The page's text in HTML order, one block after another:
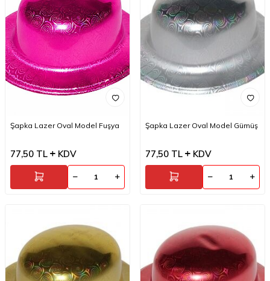
Şapka Lazer Oval Model Fuşya
77,50 TL KDV
Şapka Lazer Oval Model Gümüş
77,50 TL KDV